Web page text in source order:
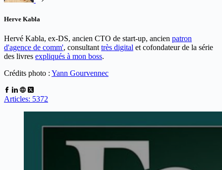
Herve Kabla
Hervé Kabla, ex-DS, ancien CTO de start-up, ancien patron
d'agence de comm', consultant très digital et cofondateur de la série
des livres expliqués à mon boss.
Crédits photo : Yann Gourvennec
Articles: 5372